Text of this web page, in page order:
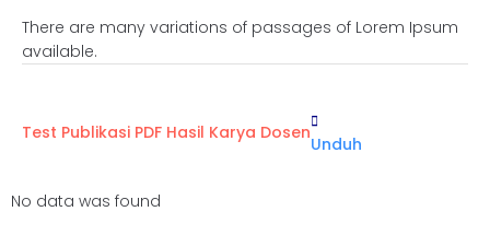
There are many variations of passages of Lorem Ipsum
available.
Test Publikasi PDF Hasil Karya Dosen
Unduh
No data was found